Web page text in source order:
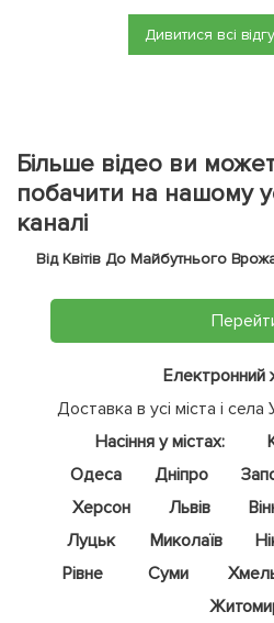
Дивитися всі
Більше відео ви
побачити на нашому
каналі
Від Квітів До Майбутнього
Електронний
Доставка в усі міста і села
Насіння у містах:
Одеса
Дніпро
Херсон
Львів
Луцьк
Миколаїв
Рівне
Суми